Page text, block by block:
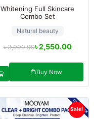
Whitening Full Skincare
Combo Set
Natural beauty
৳3,990.00৳2,550.00
Buy Now
Sale!